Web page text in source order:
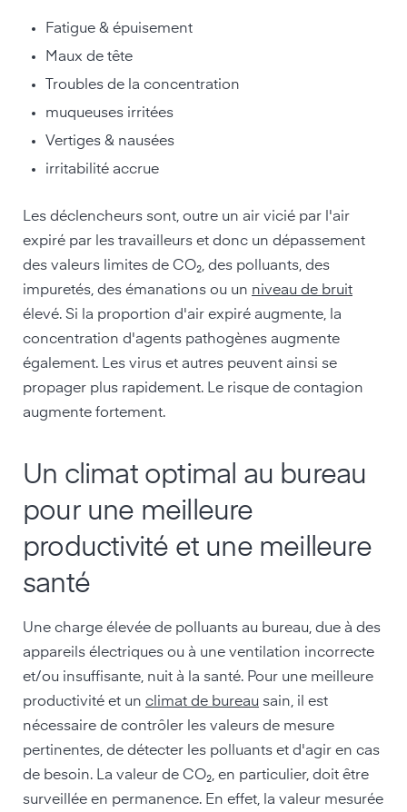
Fatigue & épuisement
Maux de tête
Troubles de la concentration
muqueuses irritées
Vertiges & nausées
irritabilité accrue
Les déclencheurs sont, outre un air vicié par l'air
expiré par les travailleurs et donc un dépassement
des valeurs limites de CO₂, des polluants, des
impuretés, des émanations ou un niveau de bruit
élevé. Si la proportion d'air expiré augmente, la
concentration d'agents pathogènes augmente
également. Les virus et autres peuvent ainsi se
propager plus rapidement. Le risque de contagion
augmente fortement.
Un climat optimal au bureau
pour une meilleure
productivité et une meilleure
santé
Une charge élevée de polluants au bureau, due à des
appareils électriques ou à une ventilation incorrecte
et/ou insuffisante, nuit à la santé. Pour une meilleure
productivité et un climat de bureau sain, il est
nécessaire de contrôler les valeurs de mesure
pertinentes, de détecter les polluants et d'agir en cas
de besoin. La valeur de CO₂, en particulier, doit être
surveillée en permanence. En effet, la valeur mesurée